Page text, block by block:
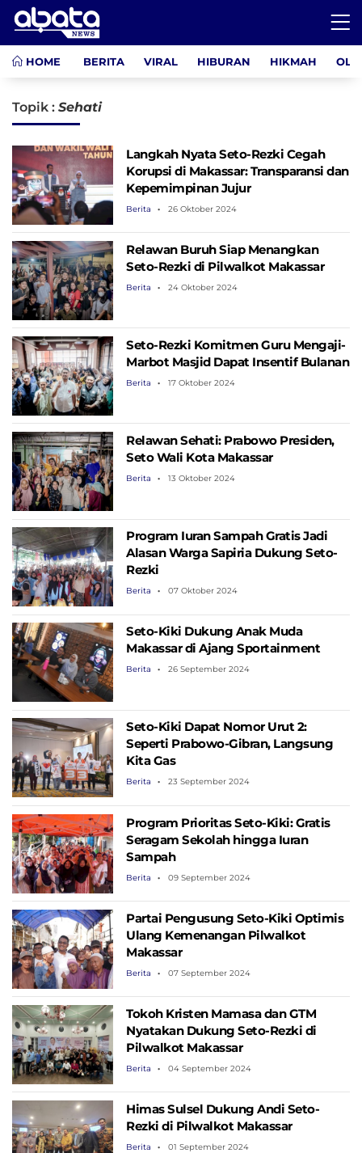
HOME BERITA VIRAL HIBURAN HIKMAH
Topik : Sehati
Langkah Nyata Seto-Rezki Cegah
Korupsi di Makassar: Transparansi dan
Kepemimpinan Jujur
Berita 26 Oktober 2024
Relawan Buruh Siap Menangkan
Seto-Rezki di Pilwalkot Makassar
Berita 24 Oktober 2024
Seto-Rezki Komitmen Guru Mengaji-
Marbot Masjid Dapat Insentif Bulanan
Berita 17 Oktober 2024
Relawan Sehati: Prabowo Presiden,
Seto Wali Kota Makassar
Berita 13 Oktober 2024
Program Iuran Sampah Gratis Jadi
Alasan Warga Sapiria Dukung Seto-
Rezki
Berita 07 Oktober 2024
Seto-Kiki Dukung Anak Muda
Makassar di Ajang Sportainment
Berita 26 September 2024
Seto-Kiki Dapat Nomor Urut 2:
Seperti Prabowo-Gibran, Langsung
Kita Gas
Berita 23 September 2024
Program Prioritas Seto-Kiki: Gratis
Seragam Sekolah hingga Iuran
Sampah
Berita 09 September 2024
Partai Pengusung Seto-Kiki Optimis
Ulang Kemenangan Pilwalkot
Makassar
Berita 07 September 2024
Tokoh Kristen Mamasa dan GTM
Nyatakan Dukung Seto-Rezki di
Pilwalkot Makassar
Berita 04 September 2024
Himas Sulsel Dukung Andi Seto-
Rezki di Pilwalkot Makassar
Berita 01 September 2024